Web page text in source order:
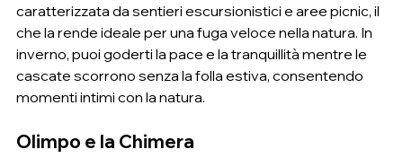
caratterizzata da sentieri escursionistici e aree picnic, il
che la rende ideale per una fuga veloce nella natura. In
inverno, puoi goderti la pace e la tranquillità mentre le
cascate scorrono senza la folla estiva, consentendo
momenti intimi con la natura.
Olimpo e la Chimera